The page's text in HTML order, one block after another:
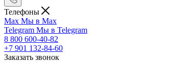
Телефоны
Max Мы в Max
Telegram Мы в Telegram
8 800 600-40-82
+7 901 132-84-60
Заказать звонок